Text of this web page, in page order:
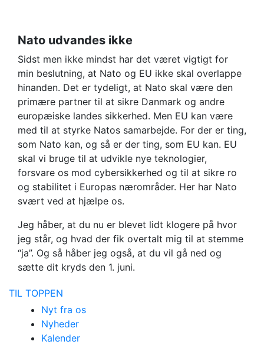
Nato udvandes ikke
Sidst men ikke mindst har det været vigtigt for
min beslutning, at Nato og EU ikke skal overlappe
hinanden. Det er tydeligt, at Nato skal være den
primære partner til at sikre Danmark og andre
europæiske landes sikkerhed. Men EU kan være
med til at styrke Natos samarbejde. For der er ting,
som Nato kan, og så er der ting, som EU kan. EU
skal vi bruge til at udvikle nye teknologier,
forsvare os mod cybersikkerhed og til at sikre ro
og stabilitet i Europas nærområder. Her har Nato
svært ved at hjælpe os.
Jeg håber, at du nu er blevet lidt klogere på hvor
jeg står, og hvad der fik overtalt mig til at stemme
“ja”. Og så håber jeg også, at du vil gå ned og
sætte dit kryds den 1. juni.
TIL TOPPEN
Nyt fra os
Nyheder
Kalender